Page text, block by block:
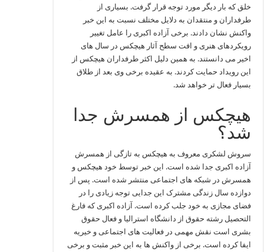
خلق که بار دیگر مورد توجه قرار گرفت. بسیاری از
طرفداران و منتقدان به دلایل مختلف نسبت به این خبر
واکنش نشان دادند. برخی آزاده اکبری را عامل تغییر
رویکردهای هنری و افت سطح آثار هیچکس در سال‌ های
اخیر می‌ دانستند. به همین دلیل اکثر طرفداران هیچکس از
این رویداد حمایت کردند. به عقیده برخی وی بعد از طلاق
بسیار فعال تر خواهد شد.
هیچکس از همسرش جدا
شد؟
سروش لشکری معروف به هیچکس به تازگی از همسرش
آزاده اکبری جدا شده است. این خبر توسط خود هیچکس و
همسرش در شبکه‌ های اجتماعی منتشر شده است. پس از
دوازده سال زندگی مشترک این جدایی توجه زیادی را در
فضای مجازی به خود جلب کرده است. آزاده اکبری که فارغ‌
التحصیل رشته حقوق از دانشگاه استرالیا و فعال حقوق
بشری است نقش مهمی در فعالیت‌ های اجتماعی و خیریه
ایفا کرده است. برخی از واکنش‌ ها به این خبر مثبت و برخی